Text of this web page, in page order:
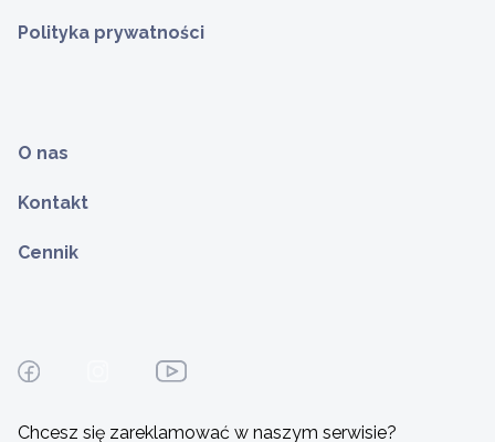
Polityka prywatności
O nas
Kontakt
Cennik
Chcesz się zareklamować w naszym serwisie?